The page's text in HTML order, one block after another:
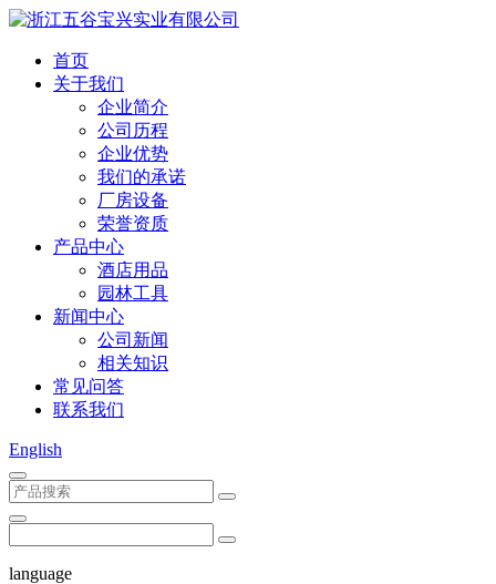
首页
关于我们
企业简介
公司历程
企业优势
我们的承诺
厂房设备
荣誉资质
产品中心
酒店用品
园林工具
新闻中心
公司新闻
相关知识
常见问答
联系我们
English
language